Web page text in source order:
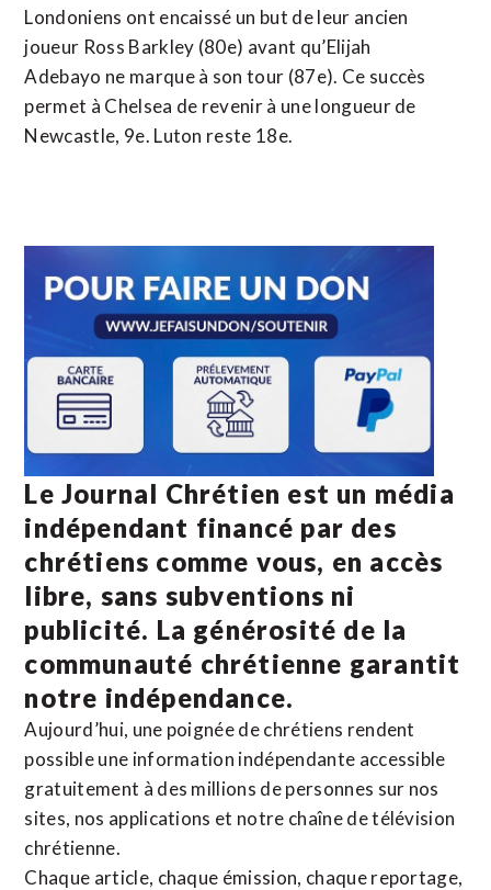
Londoniens ont encaissé un but de leur ancien
joueur Ross Barkley (80e) avant qu’Elijah
Adebayo ne marque à son tour (87e). Ce succès
permet à Chelsea de revenir à une longueur de
Newcastle, 9e. Luton reste 18e.
Le Journal Chrétien est un média
indépendant financé par des
chrétiens comme vous, en accès
libre, sans subventions ni
publicité. La générosité de la
communauté chrétienne garantit
notre indépendance.
Aujourd’hui, une poignée de chrétiens rendent
possible une information indépendante accessible
gratuitement à des millions de personnes sur nos
sites, nos applications et notre chaîne de télévision
chrétienne.
Chaque article, chaque émission, chaque reportage,